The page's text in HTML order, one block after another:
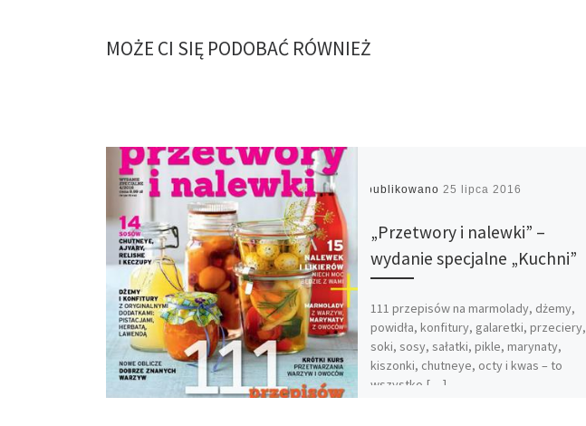
MOŻE CI SIĘ PODOBAĆ RÓWNIEŻ
Opublikowano 25 lipca 2016
„Przetwory i nalewki” –
wydanie specjalne „Kuchni”
111 przepisów na marmolady, dżemy,
powidła, konfitury, galaretki, przeciery,
soki, sosy, sałatki, pikle, marynaty,
kiszonki, chutneye, octy i kwas – to
wszystko […]